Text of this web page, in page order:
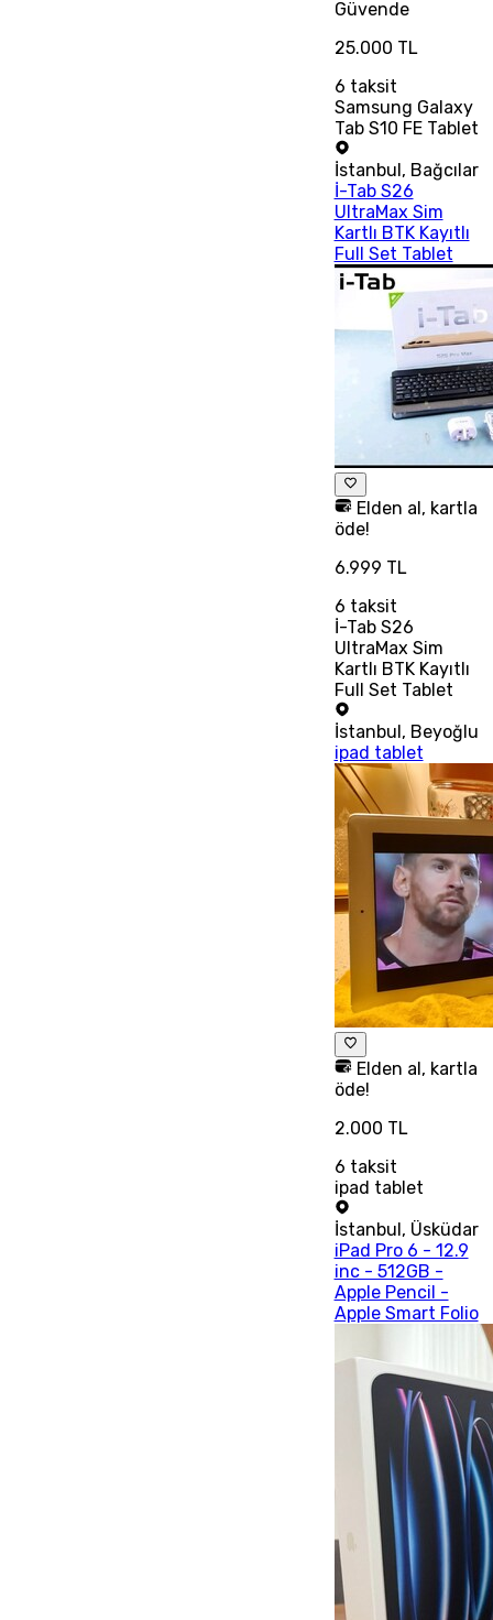
Güvende
25.000 TL
6 taksit
Samsung Galaxy
Tab S10 FE Tablet
İstanbul, Bağcılar
İ-Tab S26
UltraMax Sim
Kartlı BTK Kayıtlı
Full Set Tablet
Elden al, kartla
öde!
6.999 TL
6 taksit
İ-Tab S26
UltraMax Sim
Kartlı BTK Kayıtlı
Full Set Tablet
İstanbul , Beyoğlu
ipad tablet
Elden al, kartla
öde!
2.000 TL
6 taksit
ipad tablet
İstanbul, Üsküdar
iPad Pro 6 - 12.9
inc - 512GB -
Apple Pencil -
Apple Smart Folio